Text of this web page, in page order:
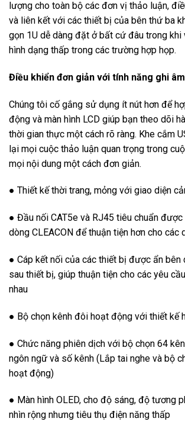
lượng cho toàn bộ các đơn vị thảo luận,
và liên kết với các thiết bị của bên thứ ba
gọn 1U dễ dàng đặt ở bất cứ đâu trong
hình dạng thấp trong các trường hợp họp.
Điều khiển đơn giản với tính năng ghi
Chúng tôi cố gắng sử dụng ít nút hơn để
động và màn hình LCD giúp bạn theo dõi
thời gian thực một cách rõ ràng. Khe cắm
lại mọi cuộc thảo luận quan trọng trong
mọi nội dung một cách đơn giản.
● Thiết kế thời trang, mỏng với giao diện
● Đầu nối CAT5e và RJ45 tiêu chuẩn
dòng CLEACON để thuận tiện hơn cho các
● Cáp kết nối của các thiết bị được ẩn bên
sau thiết bị, giúp thuận tiện cho các yêu
nhau
● Bộ chọn kênh đôi hoạt động với thiết kế
● Chức năng phiên dịch với bộ chọn 64
ngôn ngữ và số kênh (Lắp tai nghe và bộ
hoạt động)
● Màn hình OLED, cho độ sáng, độ tương
nhìn rộng nhưng tiêu thụ điện năng thấp